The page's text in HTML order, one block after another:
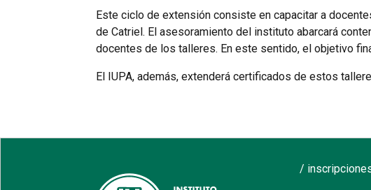
Este ciclo de extensión consiste en capacitar a
de Catriel. El asesoramiento del instituto abarcará
docentes de los talleres. En este sentido, el objetivo
El IUPA, además, extenderá certificados de estos
/